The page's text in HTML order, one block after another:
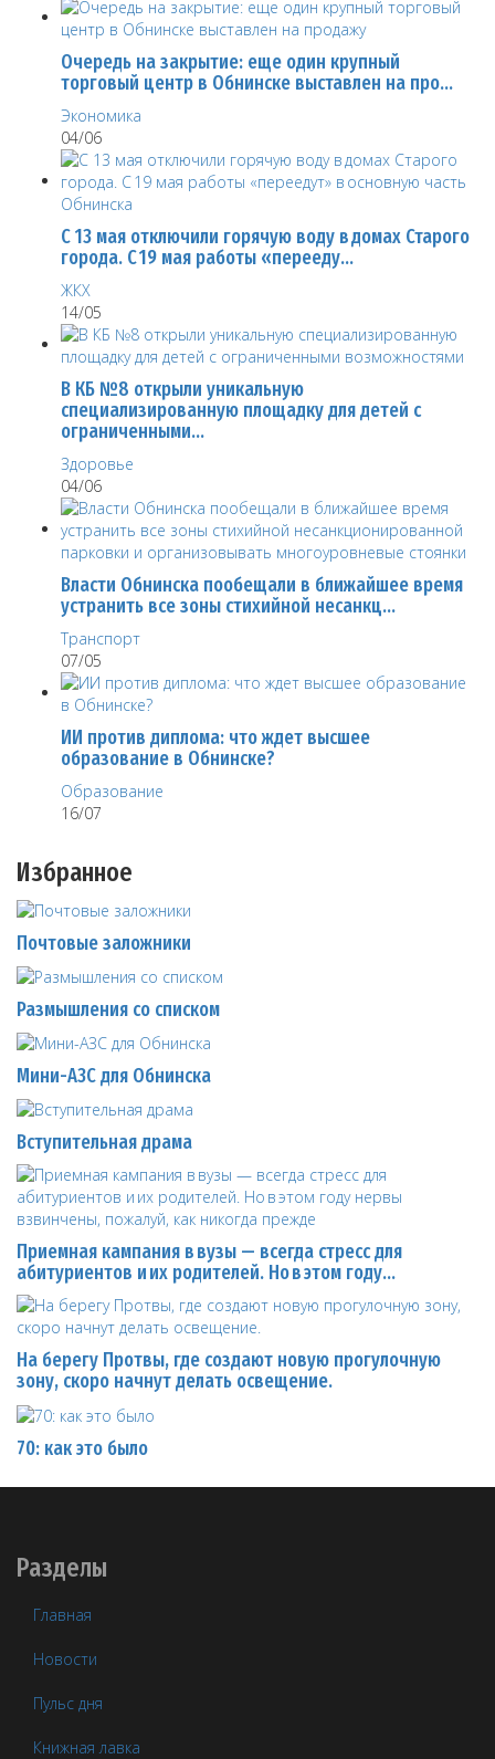
Очередь на закрытие: еще один крупный
торговый центр в Обнинске выставлен на про…
Экономика
04/06
С 13 мая отключили горячую воду в домах Старого
города. С 19 мая работы «перееду…
ЖКХ
14/05
В КБ №8 открыли уникальную
специализированную площадку для детей с
ограниченными…
Здоровье
04/06
Власти Обнинска пообещали в ближайшее время
устранить все зоны стихийной несанкц…
Транспорт
07/05
ИИ против диплома: что ждет высшее
образование в Обнинске?
Образование
16/07
Избранное
Почтовые заложники
Размышления со списком
Мини-АЗС для Обнинска
Вступительная драма
Приемная кампания в вузы — всегда стресс для
абитуриентов и их родителей. Но в этом году…
На берегу Протвы, где создают новую прогулочную
зону, скоро начнут делать освещение.
70: как это было
Разделы
Главная
Новости
Пульс дня
Книжная лавка